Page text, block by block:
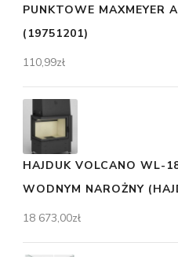
PUNKTOWE MAXMEYER
(19751201)
110,99zł
HAJDUK VOLCANO WL-
WODNYM NAROŻNY
18 673,00zł